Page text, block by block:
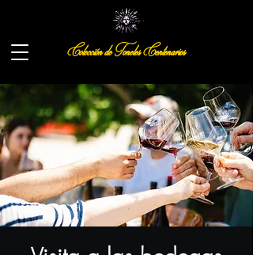
Colección de Toneles Centenarios